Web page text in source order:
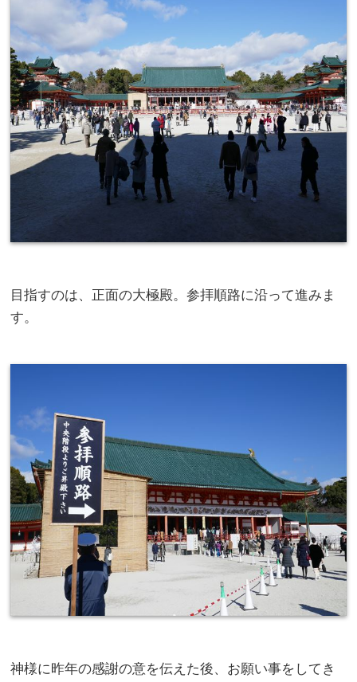
目指すのは、正面の大極殿。参拝順路に沿って進みま
す。
神様に昨年の感謝の意を伝えた後、お願い事をしてき